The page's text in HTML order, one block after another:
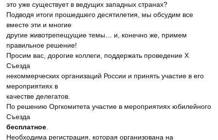
это уже существует в ведущих западных странах?
Подводя итоги прошедшего десятилетия, мы обсудим все
вместе эти и многие
другие животрепещущие темы… и, конечно же, примем
правильное решение!
Просим вас, дорогие коллеги, поддержать проведение Х
Съезда
некоммерческих организаций России и принять участие в его
мероприятиях в
качестве делегатов.
По решению Оргкомитета участие в мероприятиях юбилейного
Съезда
бесплатное
Необходима регистрация, которая организована на